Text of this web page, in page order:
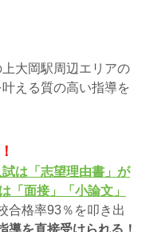
大岡駅周辺エリアの
える質の高い指導を
は「志望理由書」が
「面接」「小論文」
合格率93％を叩き出
導を直接受けられる！